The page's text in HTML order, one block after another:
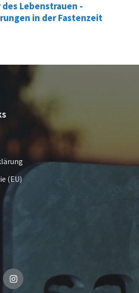
des Lebenstrauen -
in der Fastenzeit
(EU)
Instagram